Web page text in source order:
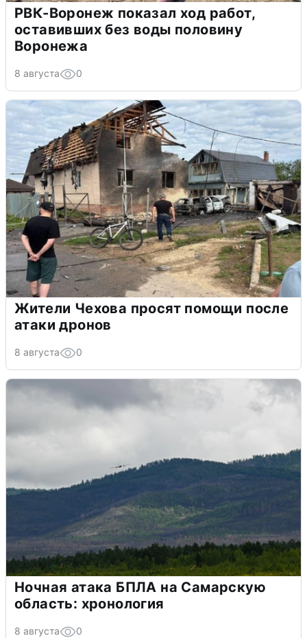
РВК-Воронеж показал ход работ,
оставивших без воды половину
Воронежа
8 августа 0
Жители Чехова просят помощи после
атаки дронов
8 августа 0
Ночная атака БПЛА на Самарскую
область: хронология
8 августа 0